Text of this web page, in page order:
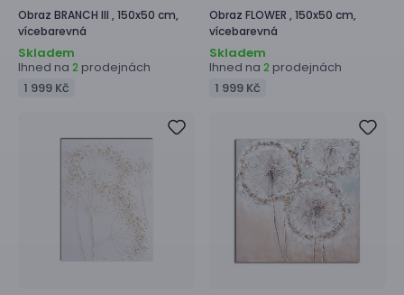
Obraz BRANCH III , 150x50 cm,
vícebarevná
Skladem
Ihned na 2 prodejnách
1 999 Kč
Obraz FLOWER , 150x50 cm,
vícebarevná
Skladem
Ihned na 2 prodejnách
1 999 Kč